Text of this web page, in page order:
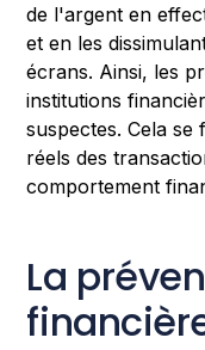
de l'argent en
et en les
écrans. Ainsi, les
institutions
suspectes. Cela se
réels des
comportement
La